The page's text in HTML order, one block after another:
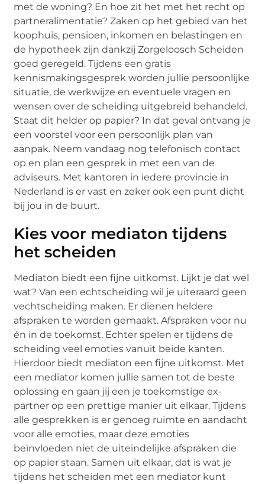
met de woning? En hoe zit het met het recht op
partneralimentatie? Zaken op het gebied van het
koophuis, pensioen, inkomen en belastingen en
de hypotheek zijn dankzij Zorgeloosch Scheiden
goed geregeld. Tijdens een gratis
kennismakingsgesprek worden jullie persoonlijke
situatie, de werkwijze en eventuele vragen en
wensen over de scheiding uitgebreid behandeld.
Staat dit helder op papier? In dat geval ontvang je
een voorstel voor een persoonlijk plan van
aanpak. Neem vandaag nog telefonisch contact
op en plan een gesprek in met een van de
adviseurs. Met kantoren in iedere provincie in
Nederland is er vast en zeker ook een punt dicht
bij jou in de buurt.
Kies voor mediaton tijdens
het scheiden
Mediaton biedt een fijne uitkomst. Lijkt je dat wel
wat? Van een echtscheiding wil je uiteraard geen
vechtscheiding maken. Er dienen heldere
afspraken te worden gemaakt. Afspraken voor nu
én in de toekomst. Echter spelen er tijdens de
scheiding veel emoties vanuit beide kanten.
Hierdoor biedt mediaton een fijne uitkomst. Met
een mediator komen jullie samen tot de beste
oplossing en gaan jij een je toekomstige ex-
partner op een prettige manier uit elkaar. Tijdens
alle gesprekken is er genoeg ruimte en aandacht
voor alle emoties, maar deze emoties
beïnvloeden niet de uiteindelijke afspraken die
op papier staan. Samen uit elkaar, dat is wat je
tijdens het scheiden met een mediator kunt